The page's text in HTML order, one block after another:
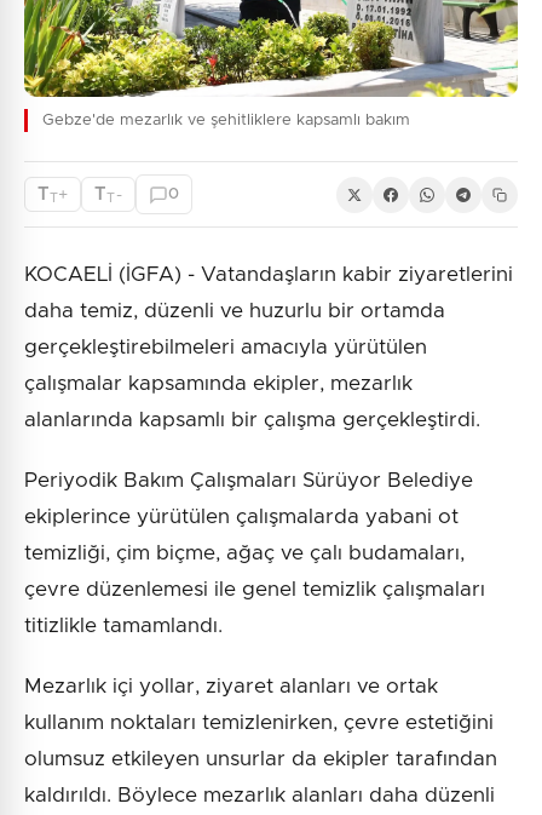
Gebze'de mezarlık ve şehitliklere kapsamlı bakım
TT+ TT - 0
KOCAELİ (İGFA) - Vatandaşların kabir ziyaretlerini
daha temiz, düzenli ve huzurlu bir ortamda
gerçekleştirebilmeleri amacıyla yürütülen
çalışmalar kapsamında ekipler, mezarlık
alanlarında kapsamlı bir çalışma gerçekleştirdi.
Periyodik Bakım Çalışmaları Sürüyor Belediye
ekiplerince yürütülen çalışmalarda yabani ot
temizliği, çim biçme, ağaç ve çalı budamaları,
çevre düzenlemesi ile genel temizlik çalışmaları
titizlikle tamamlandı.
Mezarlık içi yollar, ziyaret alanları ve ortak
kullanım noktaları temizlenirken, çevre estetiğini
olumsuz etkileyen unsurlar da ekipler tarafından
kaldırıldı. Böylece mezarlık alanları daha düzenli